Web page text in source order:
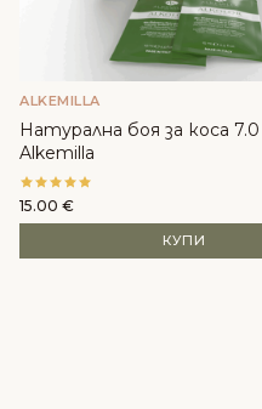
ALKEMILLA
Натурална боя за коса
Alkemilla
15.00 €
КУПИ